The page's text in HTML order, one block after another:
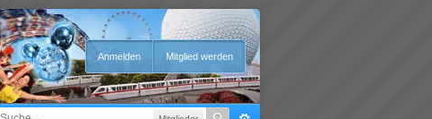
Anmelden Mitglied werden